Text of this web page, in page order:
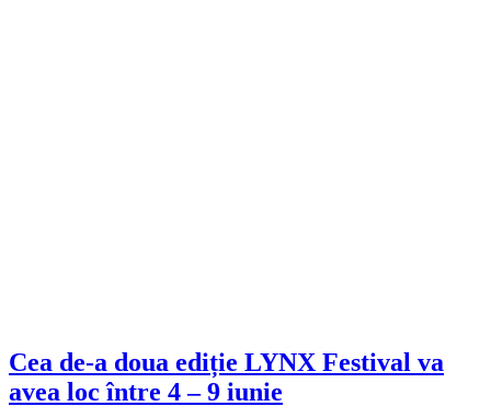
Cea de-a doua ediție LYNX Festival va
avea loc între 4 – 9 iunie